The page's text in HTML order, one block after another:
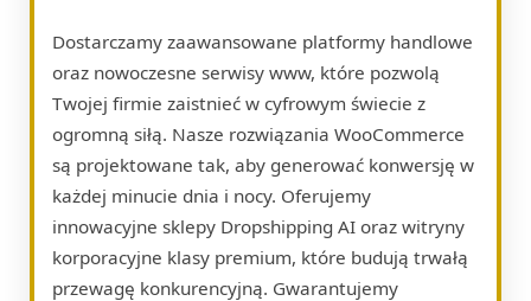
Dostarczamy zaawansowane platformy handlowe
oraz nowoczesne serwisy www, które pozwolą
Twojej firmie zaistnieć w cyfrowym świecie z
ogromną siłą. Nasze rozwiązania WooCommerce
są projektowane tak, aby generować konwersję w
każdej minucie dnia i nocy. Oferujemy
innowacyjne sklepy Dropshipping AI oraz witryny
korporacyjne klasy premium, które budują trwałą
przewagę konkurencyjną. Gwarantujemy